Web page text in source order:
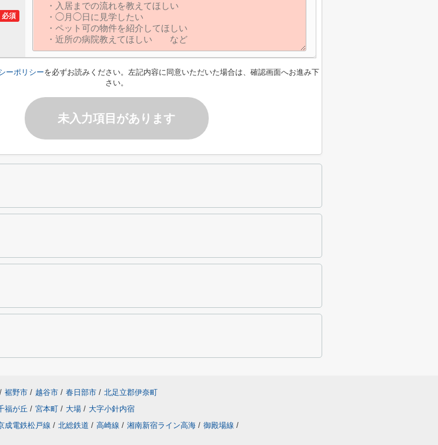
必須
ーポリシーを必ずお読みください。左記内容に同意いただいた場合は、確認画面へお進み下
さい。
未入力項目があります
/ 裾野市 / 越谷市 / 春日部市 / 北足立郡伊奈町
福が丘 / 宮本町 / 大場 / 大字小針内宿
成電鉄松戸線 / 北総鉄道 / 高崎線 / 湘南新宿ライン高海 / 御殿場線 /